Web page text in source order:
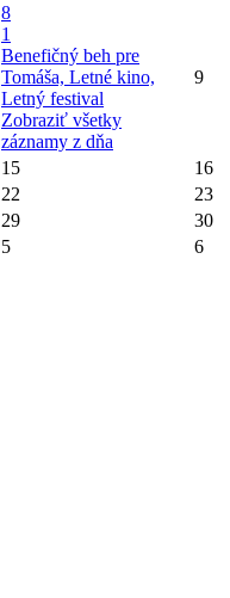
8
1
Benefičný beh pre
Tomáša, Letné kino,
Letný festival
Zobraziť všetky
záznamy z dňa
9
15
16
22
23
29
30
5 6